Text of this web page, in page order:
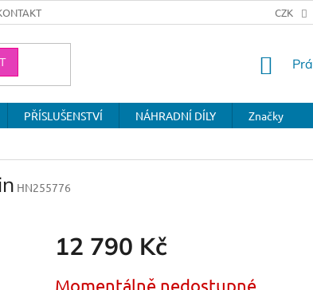
CZK
PŘÍSLUŠENSTVÍ NÁHRADNÍ DÍLY
Značky
HN255776
12 790 Kč
Momentálně nedostupné